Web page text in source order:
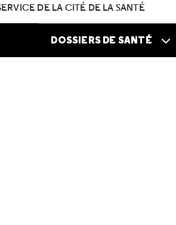
DE LA CITÉ DE LA SANTÉ
DOSSIERS DE SANTÉ